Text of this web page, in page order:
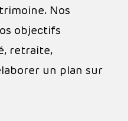
Nos
objectifs
retraite,
un plan sur